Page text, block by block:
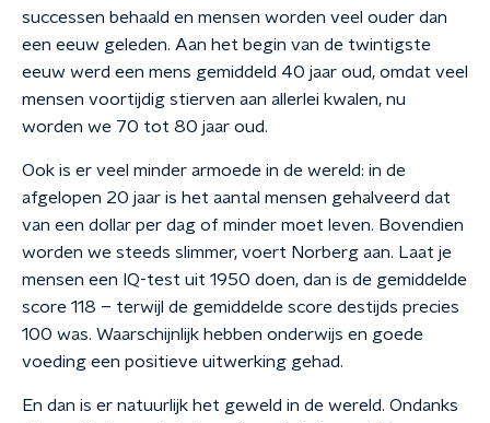
successen behaald en mensen worden veel ouder dan
een eeuw geleden. Aan het begin van de twintigste
eeuw werd een mens gemiddeld 40 jaar oud, omdat veel
mensen voortijdig stierven aan allerlei kwalen, nu
worden we 70 tot 80 jaar oud.
Ook is er veel minder armoede in de wereld: in de
afgelopen 20 jaar is het aantal mensen gehalveerd dat
van een dollar per dag of minder moet leven. Bovendien
worden we steeds slimmer, voert Norberg aan. Laat je
mensen een IQ-test uit 1950 doen, dan is de gemiddelde
score 118 – terwijl de gemiddelde score destijds precies
100 was. Waarschijnlijk hebben onderwijs en goede
voeding een positieve uitwerking gehad.
En dan is er natuurlijk het geweld in de wereld. Ondanks